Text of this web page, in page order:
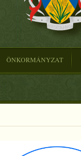
ÖNKORMÁNYZAT